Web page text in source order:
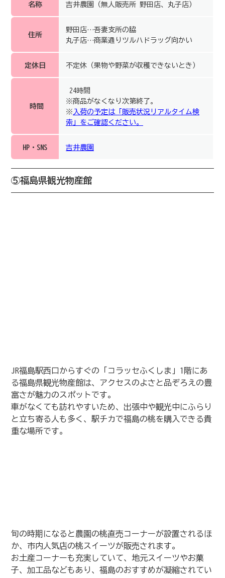
名称 吉井農園（無人販売所 野田店、丸子店）
住所
野田店…吾妻支所の脇
丸子店…商業通りツルハドラッグ向かい
定休日 不定休（果物や野菜が収穫できないとき）
時間
24時間
※商品がなくなり次第終了。
※ 入荷の予定は「販売状況リアルタイム検
索」をご確認ください。
HP・SNS 吉井農園
⑤福島県観光物産館
JR福島駅西口からすぐの「コラッセふくしま」1階にあ
る福島県観光物産館は、アクセスのよさと品ぞろえの豊
富さが魅力のスポットです。
車がなくても訪れやすいため、出張中や観光中にふらり
と立ち寄る人も多く、駅チカで福島の桃を購入できる貴
重な場所です。
旬の時期になると農園の桃直売コーナーが設置されるほ
か、市内人気店の桃スイーツが販売されます。
お土産コーナーも充実していて、地元スイーツやお菓
子、加工品などもあり、福島のおすすめが凝縮されてい